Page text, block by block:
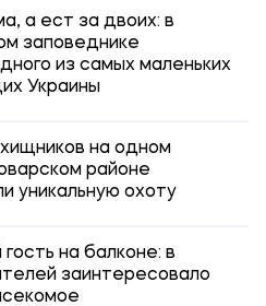
а ест за двоих: в
заповеднике
из самых маленьких
Украины
на одном
районе
уникальную охоту
на балконе: в
заинтересовало